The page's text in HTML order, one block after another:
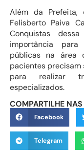
Além da Prefeita,
Felisberto Paiva
Conquistas
importância
públicas na área
pacientes precisam
para realizar
especializados.
COMPARTILHE
Facebook
Telegram